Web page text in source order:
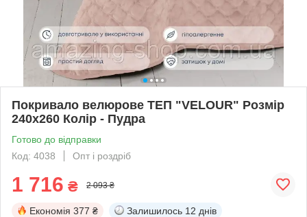
Покривало велюрове ТЕП "VELOUR" Розмір
240x260 Колір - Пудра
Готово до відправки
Код: 4038
Опт і роздріб
1 716 ₴ 2 093 ₴
Економія 377 ₴ Залишилось 12 днів